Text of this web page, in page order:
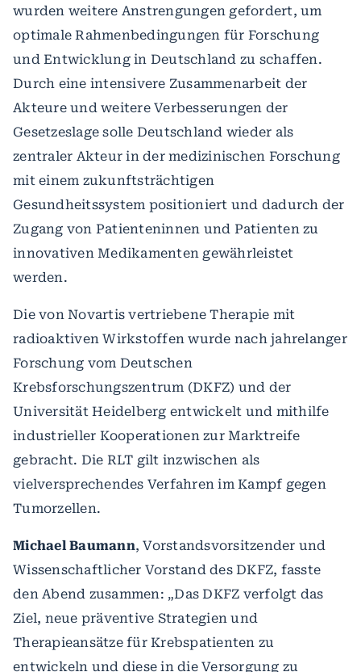
wurden weitere Anstrengungen gefordert, um
optimale Rahmenbedingungen für Forschung
und Entwicklung in Deutschland zu schaffen.
Durch eine intensivere Zusammenarbeit der
Akteure und weitere Verbesserungen der
Gesetzeslage solle Deutschland wieder als
zentraler Akteur in der medizinischen Forschung
mit einem zukunftsträchtigen
Gesundheitssystem positioniert und dadurch der
Zugang von Patienteninnen und Patienten zu
innovativen Medikamenten gewährleistet
werden.
Die von Novartis vertriebene Therapie mit
radioaktiven Wirkstoffen wurde nach jahrelanger
Forschung vom Deutschen
Krebsforschungszentrum (DKFZ) und der
Universität Heidelberg entwickelt und mithilfe
industrieller Kooperationen zur Marktreife
gebracht. Die RLT gilt inzwischen als
vielversprechendes Verfahren im Kampf gegen
Tumorzellen.
Michael Baumann, Vorstandsvorsitzender und
Wissenschaftlicher Vorstand des DKFZ, fasste
den Abend zusammen: „Das DKFZ verfolgt das
Ziel, neue präventive Strategien und
Therapieansätze für Krebspatienten zu
entwickeln und diese in die Versorgung zu